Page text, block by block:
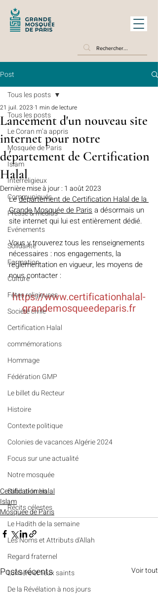
Post
Tous les posts
Le Coran m’a appris
Mosquée de Paris
Islam
Interreligieux
Communiqués
Presse & médias
Evénements
Solidarité
Formation
Culture
Fêtes religieuses
Société civile
Certification Halal
commémorations
Hommage
Fédération GMP
Le billet du Recteur
Histoire
Contexte politique
Colonies de vacances Algérie 2024
​​Focus sur une actualité
Notre mosquée
Sabil al-Iman
Récits célestes
Le Hadith de la semaine
Les Noms et Attributs d'Allah
Regard fraternel
Lumière et lieux saints
De la Révélation à nos jours
Tous les posts
Lancement d'un nouveau site
internet pour notre
département de Certification
Halal
21 juil. 2023 1 min de lecture
Dernière mise à jour : 1 août 2023
Le département de Certification Halal de la
Grande Mosquée de Paris a désormais un
site internet qui lui est entièrement dédié.
Vous y trouverez tous les renseignements
nécessaires : nos engagements, la
réglementation en vigueur, les moyens de
nous contacter :
https://www.certificationhalal-
grandemosqueedeparis.fr
Certification Halal
Islam
Mosquée de Paris
Posts récents Voir tout